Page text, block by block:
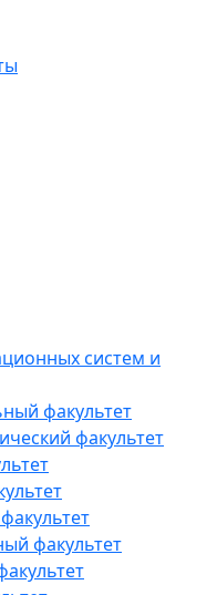
систем и
факультет
факультет
факультет